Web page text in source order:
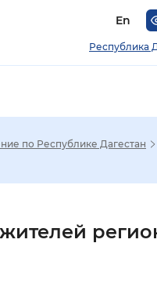
En
Республика
шрифта
по Республике Дагестан